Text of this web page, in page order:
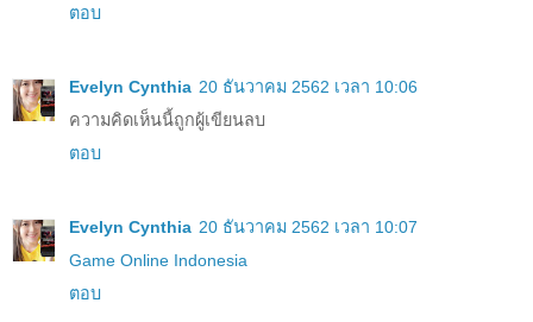
ตอบ
Evelyn Cynthia 20 ธันวาคม 2562 เวลา 10:06
ความคิดเห็นนี้ถูกผู้เขียนลบ
ตอบ
Evelyn Cynthia 20 ธันวาคม 2562 เวลา 10:07
Game Online Indonesia
ตอบ